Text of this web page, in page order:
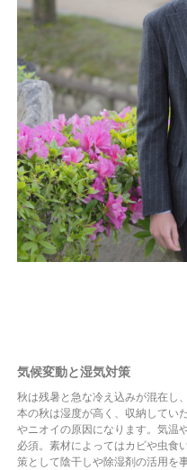
気候変動と湿気対策
秋は残暑と急な冷え込みが混在し
本の秋は湿度が高く、収納してい
やニオイの原因になります。気温
必須。素材によってはカビや虫食
策として陰干しや除湿剤の活用を